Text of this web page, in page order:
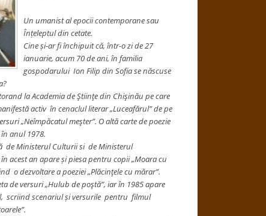
Un umanist al epocii contemporane sau
Înțeleptul din cetate.
Cine și-ar fi închipuit că, într-o zi de 27
ianuarie, acum 70 de ani, în familia
gospodarului Ion Filip din Sofia se născuse
la Academia de Ştiinţe din Chişinău pe care
activ în cenaclul literar „Luceafărul” de pe
„Neîmpăcatul meşter”. O altă carte de poezie
anul 1978.
de Ministerul Culturii si de Ministerul
acest an apare și piesa pentru copii „Moara cu
o dezvoltare a poeziei „Plăcinţele cu mărar”.
de versuri „Hulub de poştă”, iar în 1985 apare
scriind scenariul și versurile pentru filmul